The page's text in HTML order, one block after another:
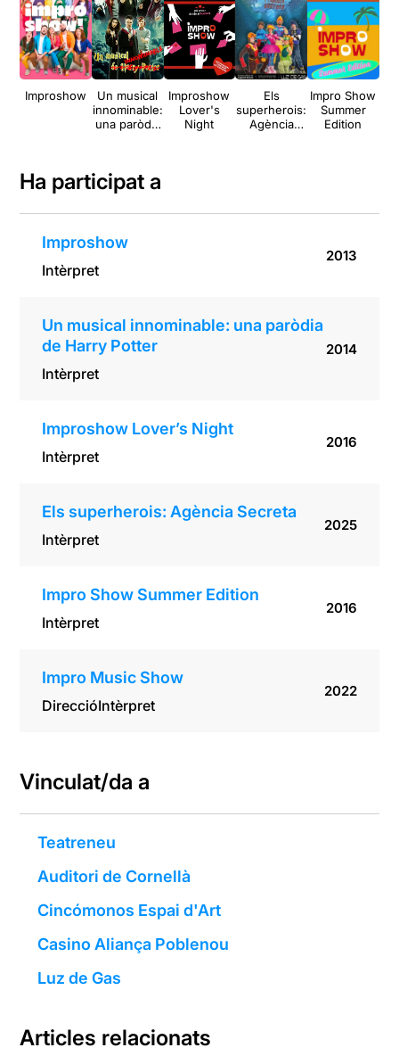
Improshow
Un musical
innominable:
una paròdia
Improshow
Lover's
Night
Els
superherois:
Agència
Impro Show
Summer
Edition
Ha participat a
Improshow
Intèrpret
2013
Un musical innominable: una paròdia
de Harry Potter
Intèrpret
2014
Improshow Lover’s Night
Intèrpret
2016
Els superherois: Agència Secreta
Intèrpret
2025
Impro Show Summer Edition
Intèrpret
2016
Impro Music Show
DireccióIntèrpret
2022
Vinculat/da a
Teatreneu
Auditori de Cornellà
Cincómonos Espai d'Art
Casino Aliança Poblenou
Luz de Gas
Articles relacionats